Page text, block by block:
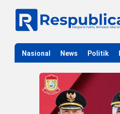
Nasional News Politik